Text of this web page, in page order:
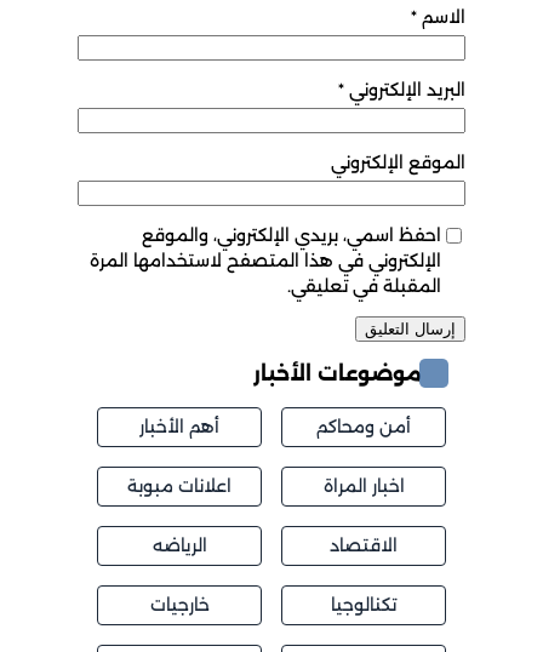
الاسم*
البريد الإلكتروني *
الموقع الإلكتروني
احفظ اسمي، بريدي الإلكتروني، والموقع
الإلكتروني في هذا المتصفح لاستخدامها المرة
المقبلة في تعليقي.
موضوعات الأخبار
أمن ومحاكم أهم الأخبار
اخبار المراة اعلانات مبوبة
الاقتصاد الرياضه
تكنالوجيا خارجيات